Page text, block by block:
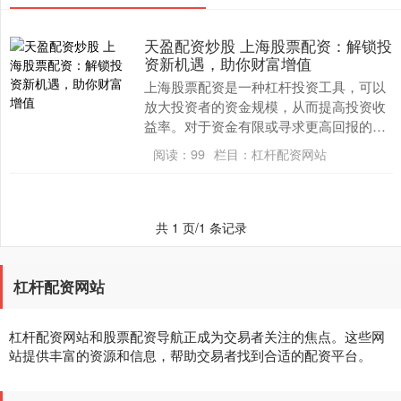
天盈配资炒股 上海股票配资：解锁投
资新机遇，助你财富增值
上海股票配资是一种杠杆投资工具，可以
放大投资者的资金规模，从而提高投资收
益率。对于资金有限或寻求更高回报的投
资者来说天盈配资炒股，股票配资提供了
绝佳的机会。 *....
阅读： 99 栏目： 杠杆配资网站
共 1 页/1 条记录
杠杆配资网站
杠杆配资网站和股票配资导航正成为交易者关注的焦点。这些网
站提供丰富的资源和信息，帮助交易者找到合适的配资平台。